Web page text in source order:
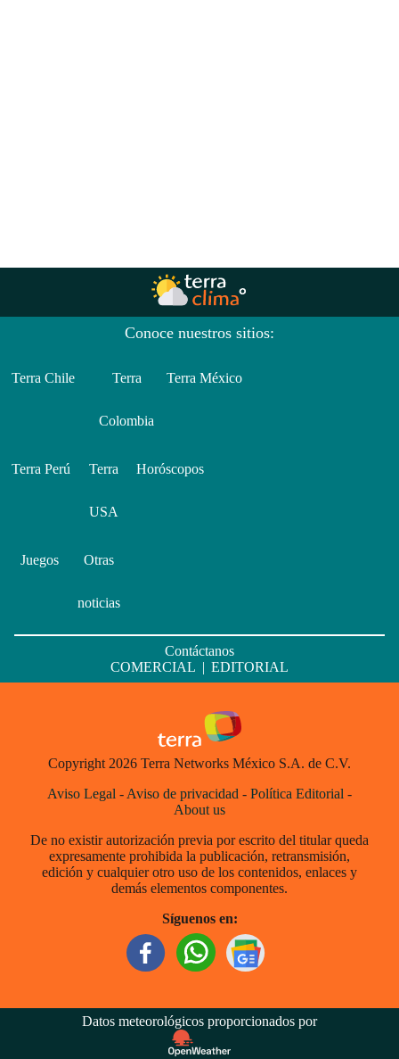
Conoce nuestros sitios:
Terra Chile Terra
Colombia
Terra México
Terra Perú Terra
USA
Horóscopos
Juegos Otras
noticias
Contáctanos
COMERCIAL | EDITORIAL
Copyright 2026 Terra Networks México S.A. de C.V.
Aviso Legal - Aviso de privacidad - Política Editorial -
About us
De no existir autorización previa por escrito del titular queda
expresamente prohibida la publicación, retransmisión,
edición y cualquier otro uso de los contenidos, enlaces y
demás elementos componentes.
Síguenos en:
Datos meteorológicos proporcionados por